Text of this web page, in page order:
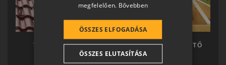
TERRÁN TETŐ TERRÁN KÉSZTETŐ
ROMANIAN
CROATIAN
SR
megfelelően. Bővebben
ÖSSZES ELFOGADÁSA
ÖSSZES ELUTASÍTÁSA